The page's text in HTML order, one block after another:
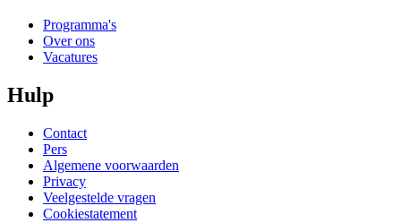
Programma's
Over ons
Vacatures
Hulp
Contact
Pers
Algemene voorwaarden
Privacy
Veelgestelde vragen
Cookiestatement